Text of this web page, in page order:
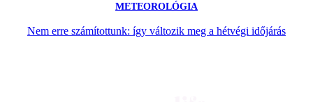
METEOROLÓGIA
Nem erre számítottunk: így változik meg a hétvégi időjárás